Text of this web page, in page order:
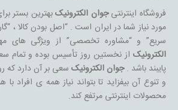
فروشگاه اینترنتیجوان الکترونیکبهترین بستر
مورد نیاز شما در ایران است . “اصل بودن کالا ،
سریع” و “مشاوره تخصصی” از ویژگی های
الکترونیکاز نخستین روز تأسیس بوده و تمام
پایبند باشد .جوان الکترونیکسعی بر آن دارد که
و تنوع آن بیفزاید تا بتواند نیاز همه ی افراد
محصولات اینترنتی مرتفع کند.